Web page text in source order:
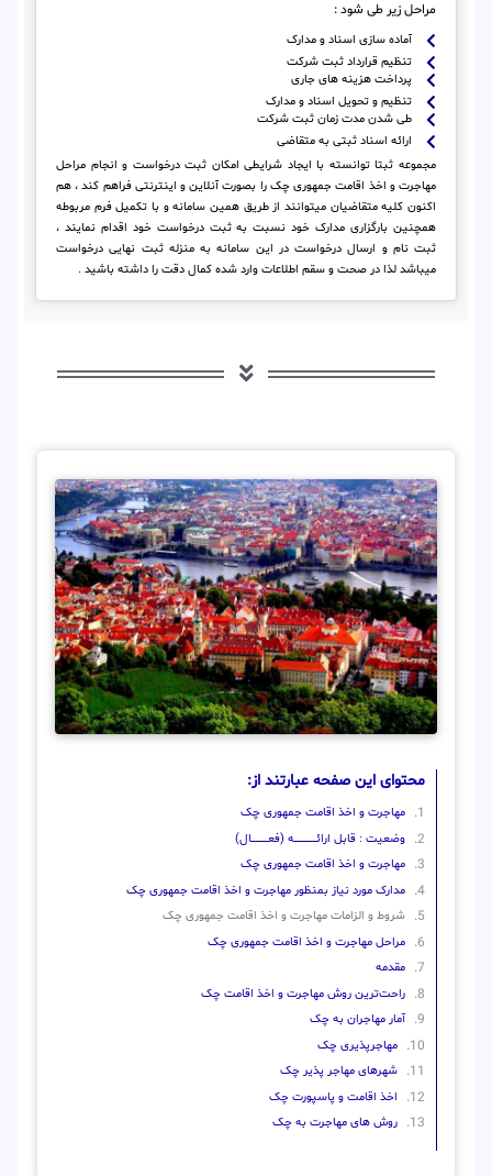
مراحل زیر طی شود :
آماده سازی اسناد و مدارک
تنظیم قرارداد ثبت شرکت
پرداخت هزینه های جاری
تنظیم و تحویل اسناد و مدارک
طی شدن مدت زمان ثبت شرکت
ارائه اسناد ثبتی به متقاضی
مجموعه ثبتا توانسته با ایجاد شرایطی امکان ثبت درخواست و انجام مراحل
مهاجرت و اخذ اقامت جمهوری چک را بصورت آنلاین و اینترنتی فراهم کند ، هم
اکنون کلیه متقاضیان میتوانند از طریق همین سامانه و با تکمیل فرم مربوطه
همچنین بارگزاری مدارک خود نسبت به ثبت درخواست خود اقدام نمایند ،
ثبت نام و ارسال درخواست در این سامانه به منزله ثبت نهایی درخواست
میباشد لذا در صحت و سقم اطلاعات وارد شده کمال دقت را داشته باشید .
محتوای این صفحه عبارتند از:
مهاجرت و اخذ اقامت جمهوری چک
وضعیت : قابل ارائــــــــــــــــــــه (فعـــــــــــــــال)
مهاجرت و اخذ اقامت جمهوری چک
مدارک مورد نیاز بمنظور مهاجرت و اخذ اقامت جمهوری چک
شروط و الزامات مهاجرت و اخذ اقامت جمهوری چک
مراحل مهاجرت و اخذ اقامت جمهوری چک
مقدمه
راحت‌ترین روش مهاجرت و اخذ اقامت چک
آمار مهاجران به چک
مهاجرپذیری چک
شهرهای مهاجر پذیر چک
اخذ اقامت و پاسپورت چک
روش های مهاجرت به چک